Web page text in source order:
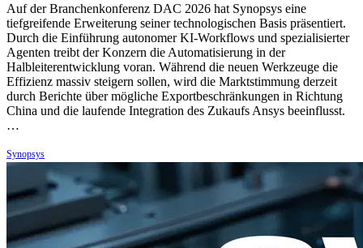
Auf der Branchenkonferenz DAC 2026 hat Synopsys eine
tiefgreifende Erweiterung seiner technologischen Basis präsentiert.
Durch die Einführung autonomer KI-Workflows und spezialisierter
Agenten treibt der Konzern die Automatisierung in der
Halbleiterentwicklung voran. Während die neuen Werkzeuge die
Effizienz massiv steigern sollen, wird die Marktstimmung derzeit
durch Berichte über mögliche Exportbeschränkungen in Richtung
China und die laufende Integration des Zukaufs Ansys beeinflusst.
…
Synopsys